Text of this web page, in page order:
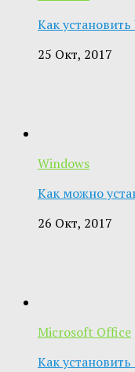
Как
25 Окт, 2017
Windows
Как можно
26 Окт, 2017
Microsoft Office
Как